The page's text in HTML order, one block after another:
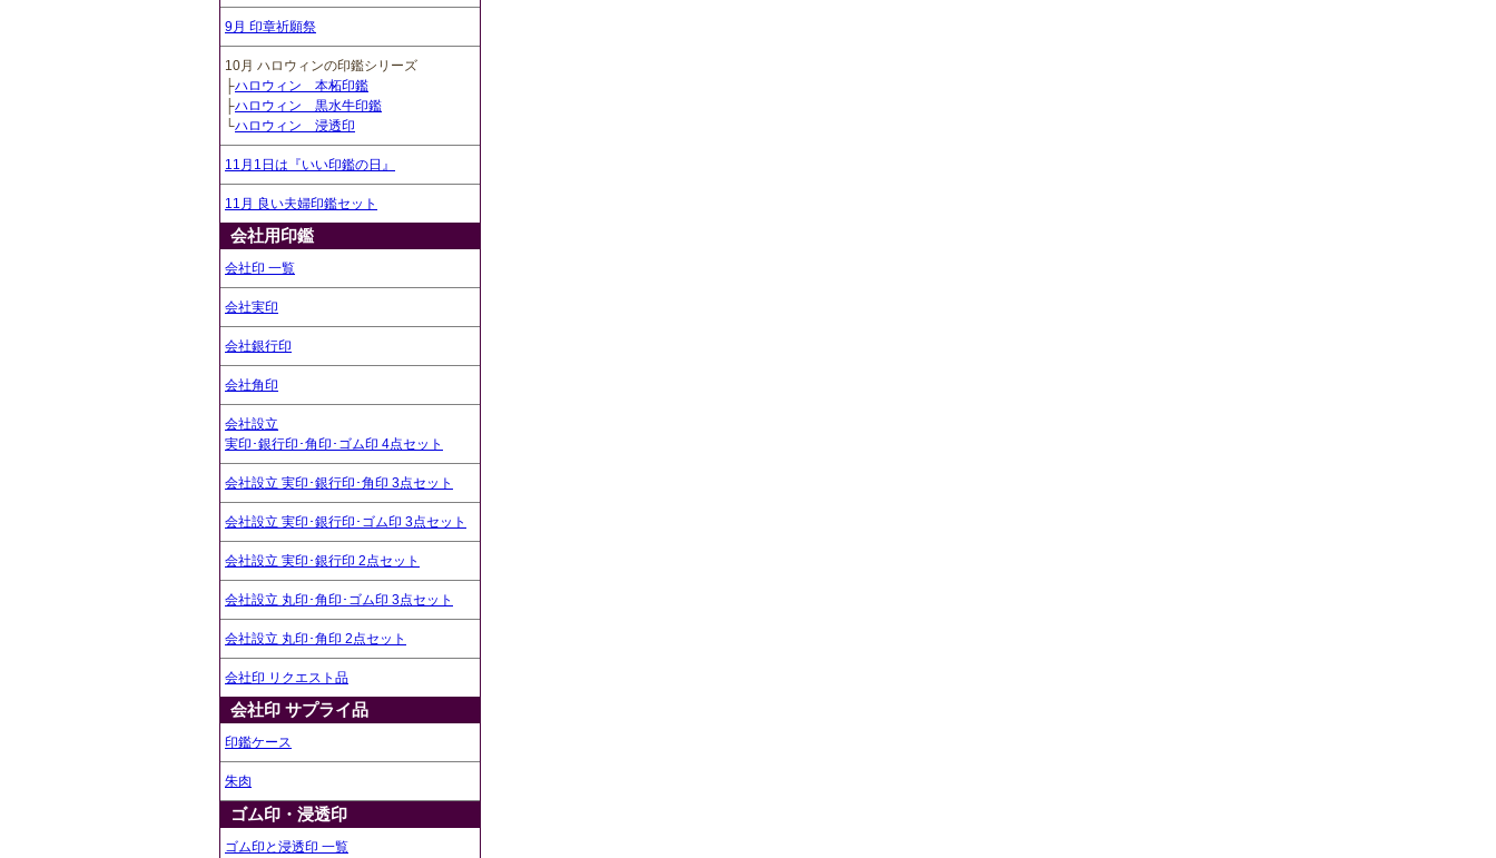
9月 印章祈願祭
10月 ハロウィンの印鑑シリーズ
├ハロウィン 本柘印鑑
├ハロウィン 黒水牛印鑑
└ハロウィン 浸透印
11月1日は『いい印鑑の日』
11月 良い夫婦印鑑セット
会社用印鑑
会社印 一覧
会社実印
会社銀行印
会社角印
会社設立
実印･銀行印･角印･ゴム印 4点セット
会社設立 実印･銀行印･角印 3点セット
会社設立 実印･銀行印･ゴム印 3点セット
会社設立 実印･銀行印 2点セット
会社設立 丸印･角印･ゴム印 3点セット
会社設立 丸印･角印 2点セット
会社印 リクエスト品
会社印 サプライ品
印鑑ケース
朱肉
ゴム印・浸透印
ゴム印と浸透印 一覧